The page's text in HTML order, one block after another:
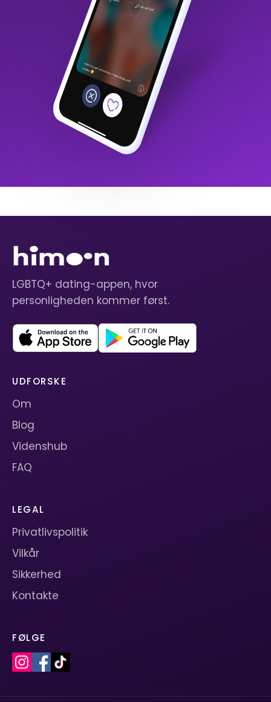
LGBTQ+ dating-appen, hvor
personligheden kommer først.
UDFORSKE
Om
Blog
Videnshub
FAQ
LEGAL
Privatlivspolitik
Vilkår
Sikkerhed
Kontakte
FØLGE